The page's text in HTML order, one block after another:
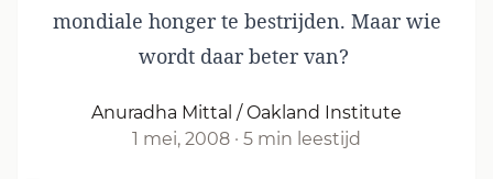
mondiale honger te bestrijden. Maar wie
wordt daar beter van?
Anuradha Mittal / Oakland Institute
1 mei, 2008 · 5 min leestijd